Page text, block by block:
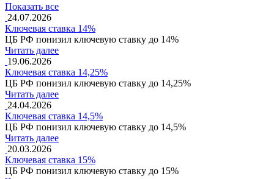
Показать все
24.07.2026
Ключевая ставка 14%
ЦБ РФ понизил ключевую ставку до 14%
Читать далее
19.06.2026
Ключевая ставка 14,25%
ЦБ РФ понизил ключевую ставку до 14,25%
Читать далее
24.04.2026
Ключевая ставка 14,5%
ЦБ РФ понизил ключевую ставку до 14,5%
Читать далее
20.03.2026
Ключевая ставка 15%
ЦБ РФ понизил ключевую ставку до 15%